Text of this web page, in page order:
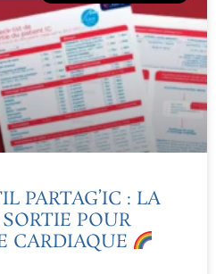
PARTAG’IC : LA
POUR
CARDIAQUE